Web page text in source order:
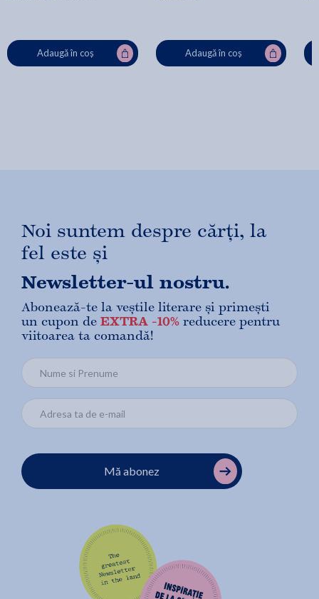
Adaugă în coș Adaugă în coș
Noi suntem despre cărți, la
fel este și
Newsletter-ul nostru.
Abonează-te la veștile literare și primești
un cupon de EXTRA -10% reducere pentru
viitoarea ta comandă!
Mă abonez